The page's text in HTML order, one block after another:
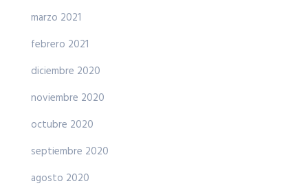
marzo 2021
febrero 2021
diciembre 2020
noviembre 2020
octubre 2020
septiembre 2020
agosto 2020